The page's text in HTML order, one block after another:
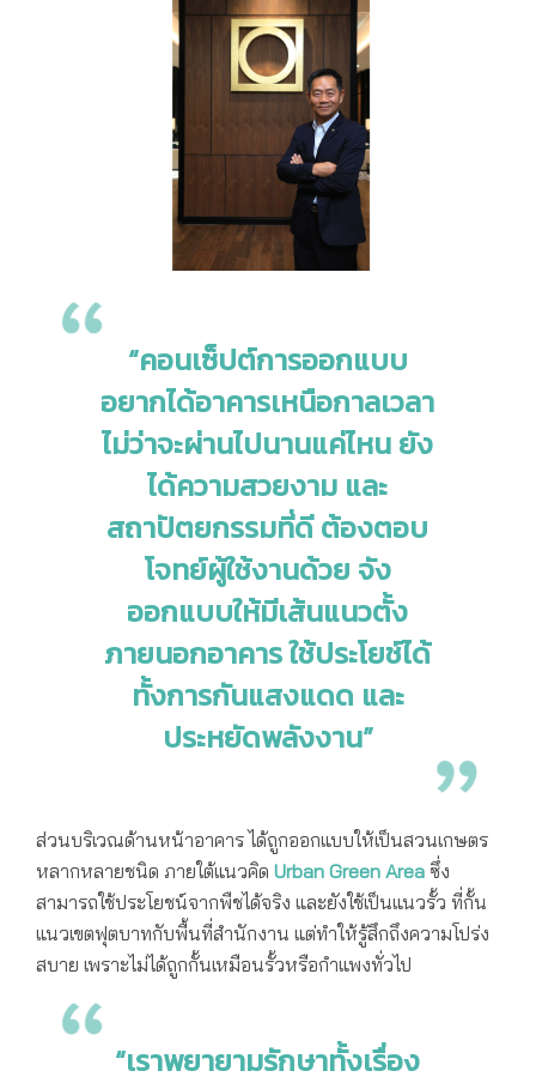
“คอนเซ็ปต์การออกแบบ
อยากได้อาคารเหนือกาลเวลา
ไม่ว่าจะผ่านไปนานแค่ไหน ยัง
ได้ความสวยงาม และ
สถาปัตยกรรมที่ดี ต้องตอบ
โจทย์ผู้ใช้งานด้วย จัง
ออกแบบให้มีเส้นแนวตั้ง
ภายนอกอาคาร ใช้ประโยช์ได้
ทั้งการกันแสงแดด และ
ประหยัดพลังงาน”
ส่วนบริเวณด้านหน้าอาคาร ได้ถูกออกแบบให้เป็นสวนเกษตร
หลากหลายชนิด ภายใต้แนวคิด Urban Green Area ซึ่ง
สามารถใช้ประโยชน์จากพืชได้จริง และยังใช้เป็นแนวรั้ว ที่กั้น
แนวเขตฟุตบาทกับพื้นที่สำนักงาน แต่ทำให้รู้สึกถึงความโปร่ง
สบาย เพราะไม่ได้ถูกกั้นเหมือนรั้วหรือกำแพงทั่วไป
“เราพยายามรักษาทั้งเรื่อง